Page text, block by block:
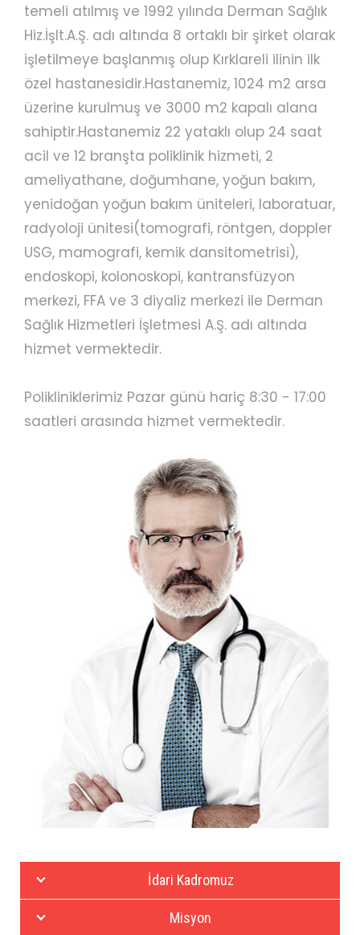
temeli atılmış ve 1992 yılında Derman Sağlık
Hiz.İşlt.A.Ş. adı altında 8 ortaklı bir şirket olarak
işletilmeye başlanmış olup Kırklareli ilinin ilk
özel hastanesidir.Hastanemiz, 1024 m2 arsa
üzerine kurulmuş ve 3000 m2 kapalı alana
sahiptir.Hastanemiz 22 yataklı olup 24 saat
acil ve 12 branşta poliklinik hizmeti, 2
ameliyathane, doğumhane, yoğun bakım,
yenidoğan yoğun bakım üniteleri, laboratuar,
radyoloji ünitesi(tomografi, röntgen, doppler
USG, mamografi, kemik dansitometrisi),
endoskopi, kolonoskopi, kantransfüzyon
merkezi, FFA ve 3 diyaliz merkezi ile Derman
Sağlık Hizmetleri İşletmesi A.Ş. adı altında
hizmet vermektedir.
Polikliniklerimiz Pazar günü hariç 8:30 - 17:00
saatleri arasında hizmet vermektedir.
İdari Kadromuz
Misyon